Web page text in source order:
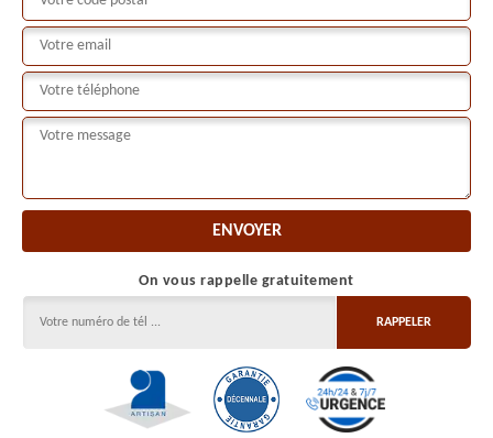
On vous rappelle gratuitement